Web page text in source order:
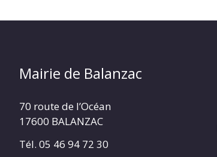
Mairie de Balanzac
70 route de l’Océan
17600 BALANZAC
Tél. 05 46 94 72 30